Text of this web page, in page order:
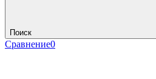
Поиск
Сравнение0